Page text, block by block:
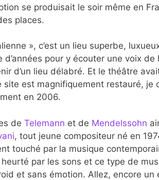
se produisait le soir même en
places.
», c’est un lieu superbe,
pour y écouter une voix de
d’un lieu délabré. Et le théâtre
est magnifiquement restauré, je
en 2006.
de Telemann et de Mendelssohn
, tout jeune compositeur né en
touché par la musique
par les sons et ce type de
et sans émotion. Allez, encore un